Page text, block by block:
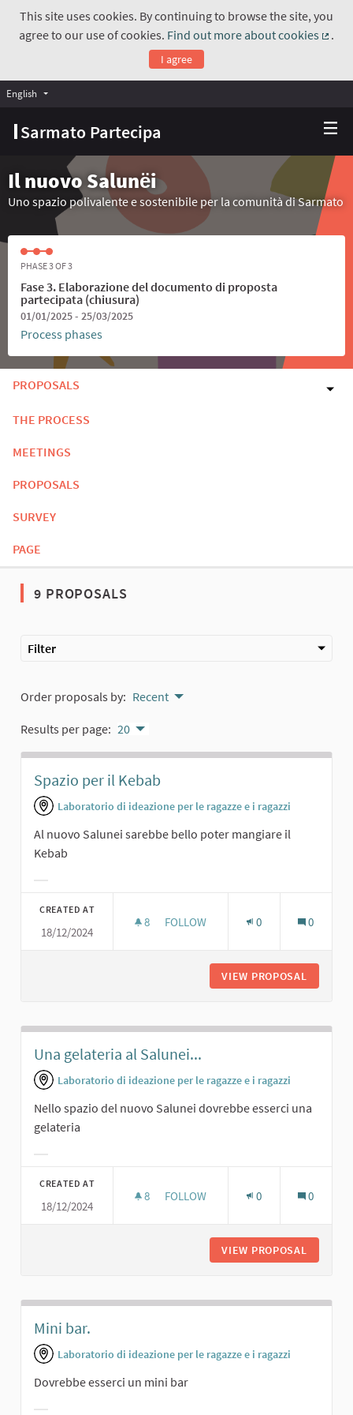
This site uses cookies. By continuing to browse the site, you
agree to our use of cookies. Find out more about cookies
.
I agree
Sarmato Partecipa
English Choose language
Il nuovo Salunёi
Uno spazio polivalente e sostenibile per la comunità di Sarmato
PHASE 3 OF 3
Fase 3. Elaborazione del documento di proposta
partecipata (chiusura)
01/01/2025 - 25/03/2025
Process phases
PROPOSALS
THE PROCESS
MEETINGS
PROPOSALS
SURVEY
PAGE
9 PROPOSALS
Filter
Order proposals by: Recent
Results per page: 20
Spazio per il Kebab
Laboratorio di ideazione per le ragazze e i ragazzi
Al nuovo Salunei sarebbe bello poter mangiare il
Kebab
CREATED AT
18/12/2024
8 8 FOLLOWERS
FOLLOW 0 0
VIEW PROPOSAL
Una gelateria al Salunei...
Laboratorio di ideazione per le ragazze e i ragazzi
Nello spazio del nuovo Salunei dovrebbe esserci una
gelateria
CREATED AT
18/12/2024
8 8 FOLLOWERS
FOLLOW 0 0
VIEW PROPOSAL
Mini bar.
Laboratorio di ideazione per le ragazze e i ragazzi
Dovrebbe esserci un mini bar